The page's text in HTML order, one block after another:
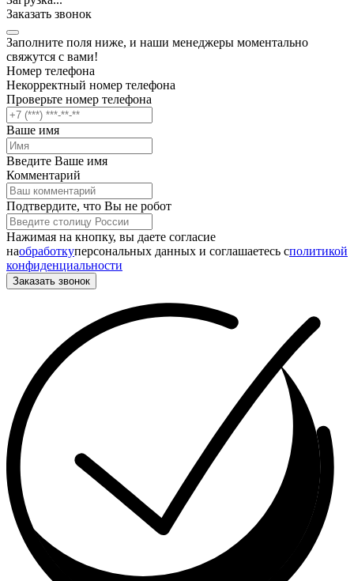
Заказать звонок
Заполните поля ниже, и наши менеджеры моментально
свяжутся с вами!
Номер телефона
Некорректный номер телефона
Проверьте номер телефона
Ваше имя
Введите Ваше имя
Комментарий
Подтвердите, что Вы не робот
Нажимая на кнопку, вы даете согласие
наобработкуперсональных данных и соглашаетесь cполитикой
конфиденциальности
Заказать звонок